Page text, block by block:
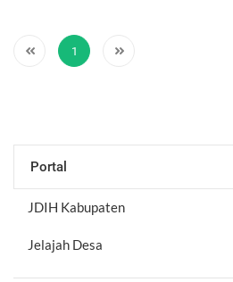
1
Portal
JDIH Kabupaten
Jelajah Desa